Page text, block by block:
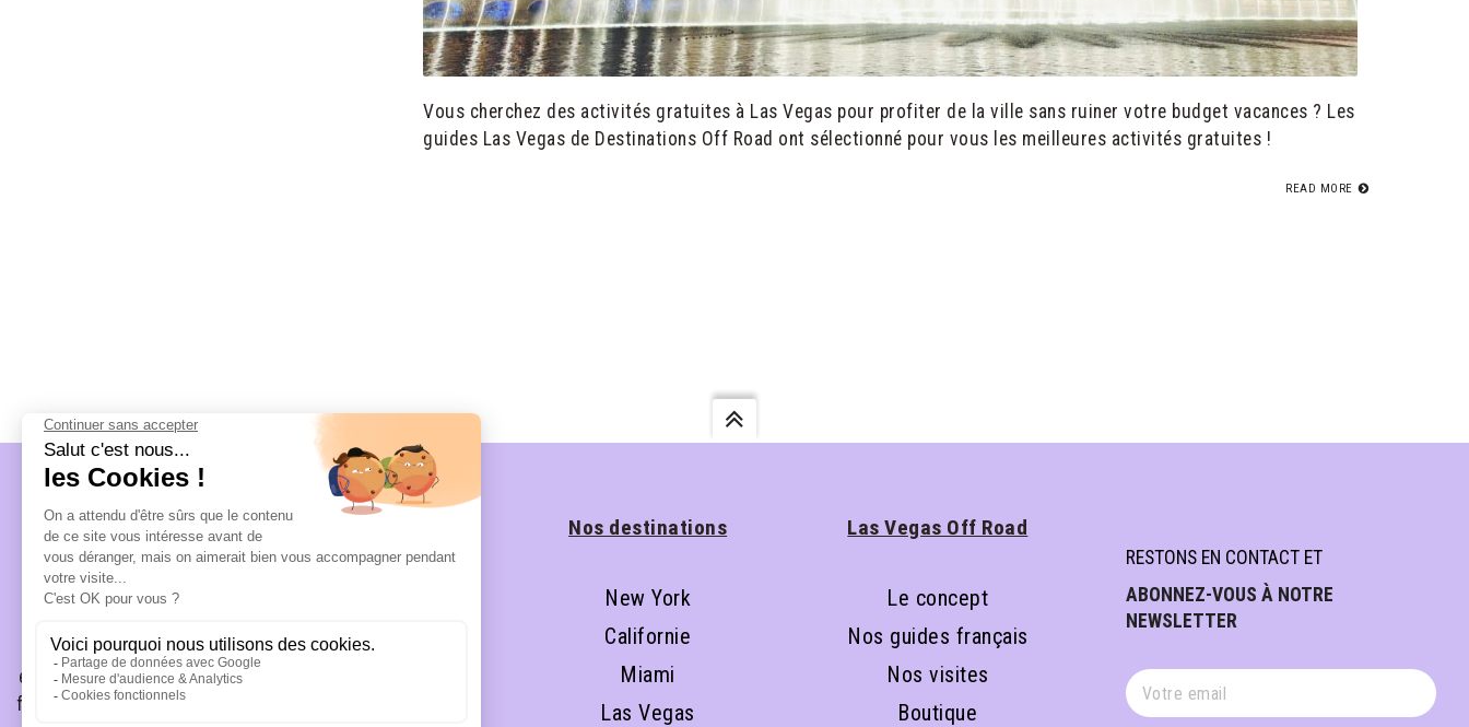
Vous cherchez des activités gratuites à Las Vegas pour profiter de la ville sans ruiner votre budget vacances ? Les
guides Las Vegas de Destinations Off Road ont sélectionné pour vous les meilleures activités gratuites !
READ MORE
Découvrez les États-Unis autrement avec
passant par la Californie, Las Vegas et Chicago,
explorez chaque ville à travers des visites guidées en
français, en privé ou en petit groupe. Plongez au cœur
Nos destinations
New York
Californie
Miami
Las Vegas
Las Vegas Off Road
Le concept
Nos guides français
Nos visites
Boutique
RESTONS EN CONTACT ET
ABONNEZ-VOUS À NOTRE
NEWSLETTER